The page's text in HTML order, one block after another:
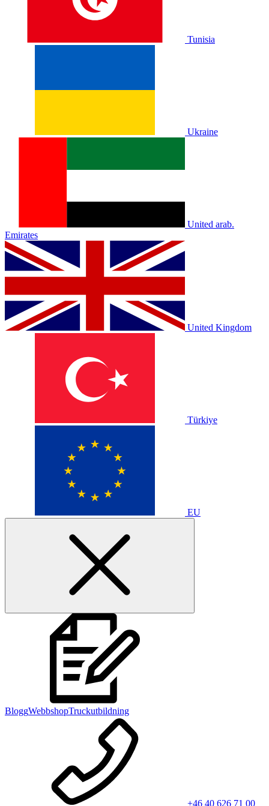
Tunisia
Ukraine
United arab.
Emirates
United Kingdom
Türkiye
EU
BloggWebbshopTruckutbildning
+46 40 626 71 00